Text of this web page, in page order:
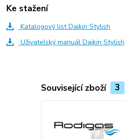
Ke stažení
Katalogový list Daikin Stylish
Uživatelský manuál Daikin Stylish
Související zboží 3